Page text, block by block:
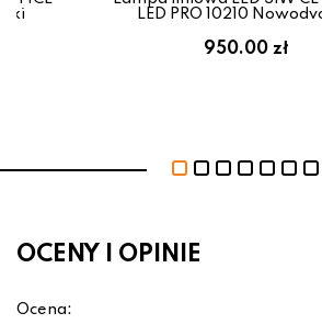
LED PRO 10210
950.00 zł
OCENY I OPINIE
Ocena: